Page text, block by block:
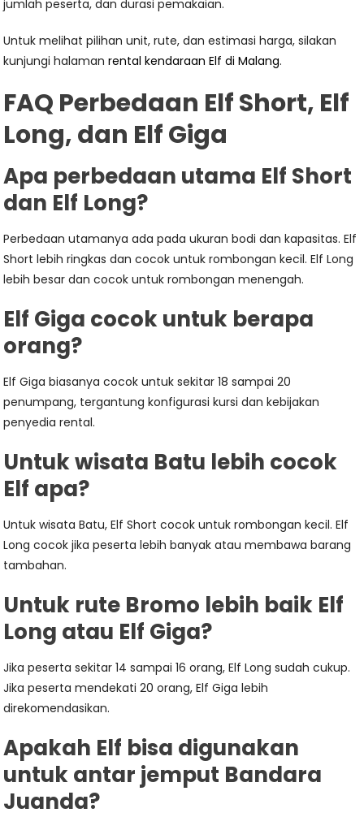
jumlah peserta, dan durasi pemakaian.
Untuk melihat pilihan unit, rute, dan estimasi harga, silakan
kunjungi halamanrental kendaraan Elf di Malang.
FAQ Perbedaan Elf Short, Elf
Long, dan Elf Giga
Apa perbedaan utama Elf Short
dan Elf Long?
Perbedaan utamanya ada pada ukuran bodi dan kapasitas. Elf
Short lebih ringkas dan cocok untuk rombongan kecil. Elf Long
lebih besar dan cocok untuk rombongan menengah.
Elf Giga cocok untuk berapa
orang?
Elf Giga biasanya cocok untuk sekitar 18 sampai 20
penumpang, tergantung konfigurasi kursi dan kebijakan
penyedia rental.
Untuk wisata Batu lebih cocok
Elf apa?
Untuk wisata Batu, Elf Short cocok untuk rombongan kecil. Elf
Long cocok jika peserta lebih banyak atau membawa barang
tambahan.
Untuk rute Bromo lebih baik Elf
Long atau Elf Giga?
Jika peserta sekitar 14 sampai 16 orang, Elf Long sudah cukup.
Jika peserta mendekati 20 orang, Elf Giga lebih
direkomendasikan.
Apakah Elf bisa digunakan
untuk antar jemput Bandara
Juanda?